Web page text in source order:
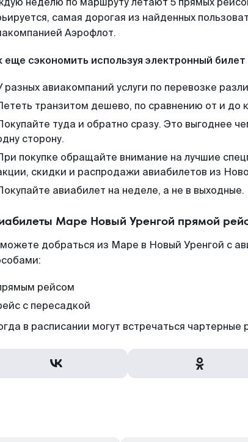
самая дорогая из найденных
Аэрофлот.
еще сэкономить используя электронный
разных авиакомпаний услуги по перевозке
транзитом дешево, по сравнению от и до
туда и обратно сразу. Это выгоднее
сторону.
покупке обращайте внимание на лучшие
скидки и распродажи авиабилетов из
авиабилет на неделе, а не в выходные.
Маре Новый Уренгой прямой
добраться из Маре в Новый Уренгой с
рейсом
с пересадкой
в расписании могут встречаться чартерные